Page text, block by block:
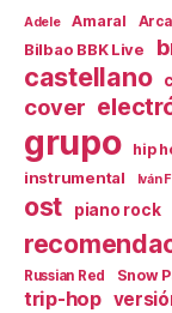
Adele Amaral
Bilbao BBK Live
castellano
cover
grupo hip
instrumental Iván
ost piano rock
Russian Red Snow
trip-hop